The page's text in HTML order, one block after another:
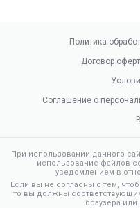
Политика
Договор
Соглашение о
При использовании данного
использование файлов
уведомлением в
Если вы не согласны с тем,
то вы должны
браузера